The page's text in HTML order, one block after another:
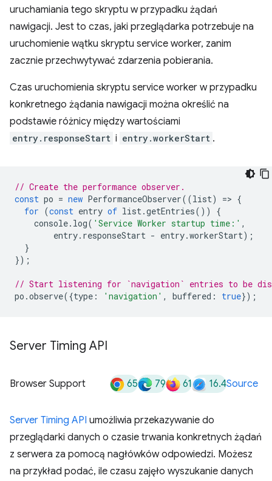
uruchamiania tego skryptu w przypadku żądań
nawigacji. Jest to czas, jaki przeglądarka potrzebuje na
uruchomienie wątku skryptu service worker, zanim
zacznie przechwytywać zdarzenia pobierania.
Czas uruchomienia skryptu service worker w przypadku
konkretnego żądania nawigacji można określić na
podstawie różnicy między wartościami
entry.responseStart i entry.workerStart .
// Create the performance observer.
const po = new PerformanceObserver((list) => {
for (const entry of list.getEntries())
{
console. log( 'Service Worker startup time:' ,
entry. responseStart - entry.workerStart);
}
});
// Start listening for `navigation` entries to be
po .observe({type : 'navigation' , buffered : true});
Server Timing API
Browser Support 65 79 61 16.4Source
Server Timing API umożliwia przekazywanie do
przeglądarki danych o czasie trwania konkretnych żądań
z serwera za pomocą nagłówków odpowiedzi. Możesz
na przykład podać, ile czasu zajęło wyszukanie danych